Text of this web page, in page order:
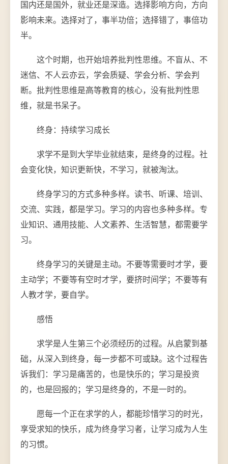
国内还是国外，就业还是深造。选择影响方向，方向
影响未来。选择对了，事半功倍；选择错了，事倍功
半。
这个时期，也开始培养批判性思维。不盲从、不
迷信、不人云亦云，学会质疑、学会分析、学会判
断。批判性思维是高等教育的核心，没有批判性思
维，就是书呆子。
终身：持续学习成长
求学不是到大学毕业就结束，是终身的过程。社
会变化快，知识更新快，不学习，就被淘汰。
终身学习的方式多种多样。读书、听课、培训、
交流、实践，都是学习。学习的内容也多种多样。专
业知识、通用技能、人文素养、生活智慧，都需要学
习。
终身学习的关键是主动。不要等需要时才学，要
主动学；不要等有空时才学，要挤时间学；不要等有
人教才学，要自学。
感悟
求学是人生第三个必须经历的过程。从启蒙到基
础，从深入到终身，每一步都不可或缺。这个过程告
诉我们：学习是痛苦的，也是快乐的；学习是投资
的，也是回报的；学习是终身的，不是一时的。
愿每一个正在求学的人，都能珍惜学习的时光，
享受求知的快乐，成为终身学习者，让学习成为人生
的习惯。